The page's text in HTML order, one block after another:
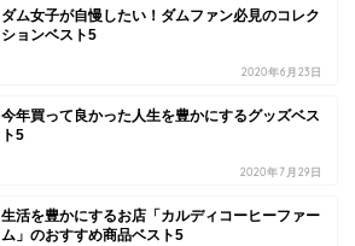
ダム女子が自慢したい！ダムファン必見のコレク
ションベスト5
2020年6月23日
今年買って良かった人生を豊かにするグッズベス
ト5
2020年7月29日
生活を豊かにするお店「カルディコーヒーファー
ム」のおすすめ商品ベスト5